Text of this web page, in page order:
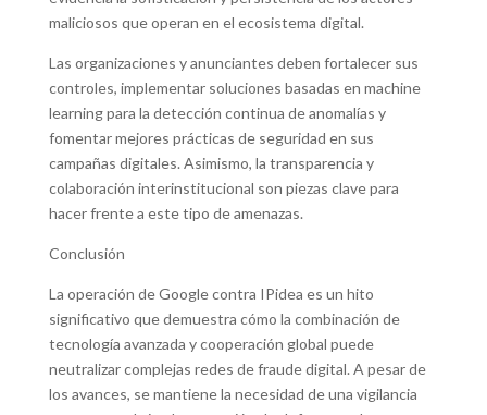
maliciosos que operan en el ecosistema digital.
Las organizaciones y anunciantes deben fortalecer sus
controles, implementar soluciones basadas en machine
learning para la detección continua de anomalías y
fomentar mejores prácticas de seguridad en sus
campañas digitales. Asimismo, la transparencia y
colaboración interinstitucional son piezas clave para
hacer frente a este tipo de amenazas.
Conclusión
La operación de Google contra IPidea es un hito
significativo que demuestra cómo la combinación de
tecnología avanzada y cooperación global puede
neutralizar complejas redes de fraude digital. A pesar de
los avances, se mantiene la necesidad de una vigilancia